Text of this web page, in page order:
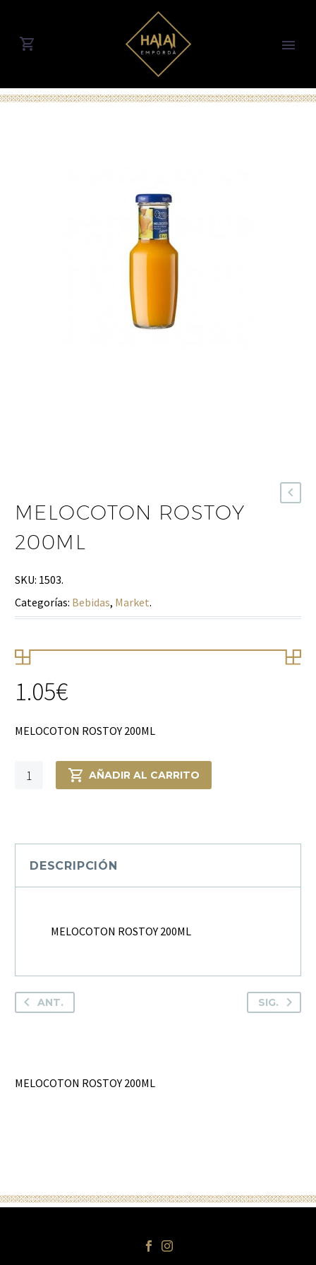
MELOCOTON ROSTOY
200ML
SKU: 1503.
Categorías: Bebidas, Market.
1.05€
MELOCOTON ROSTOY 200ML
MELOCOTON
AÑADIR AL CARRITO
DESCRIPCIÓN
MELOCOTON ROSTOY 200ML
ANT. SIG.
MELOCOTON ROSTOY 200ML